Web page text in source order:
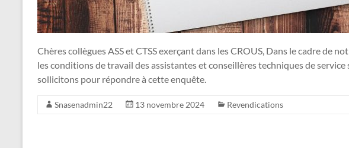
Chères collègues ASS et CTSS exerçant dans les CROUS, Dans le cadre de
les conditions de travail des assistantes et conseillères techniques de service
sollicitons pour répondre à cette enquête.
Snasenadmin22 13 novembre 2024 Revendications